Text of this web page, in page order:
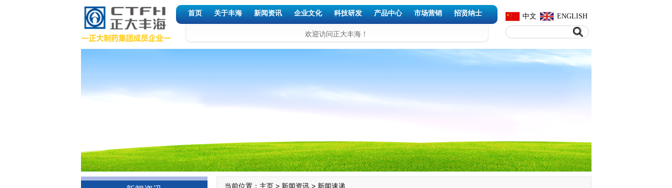
首页 关于丰海 新闻资讯 企业文化 科技研发 产品中心 市场营销 招贤纳士
欢迎访问正大丰海！
中文 ENGLISH
当前位置： 主页> 新闻资讯> 新闻速递